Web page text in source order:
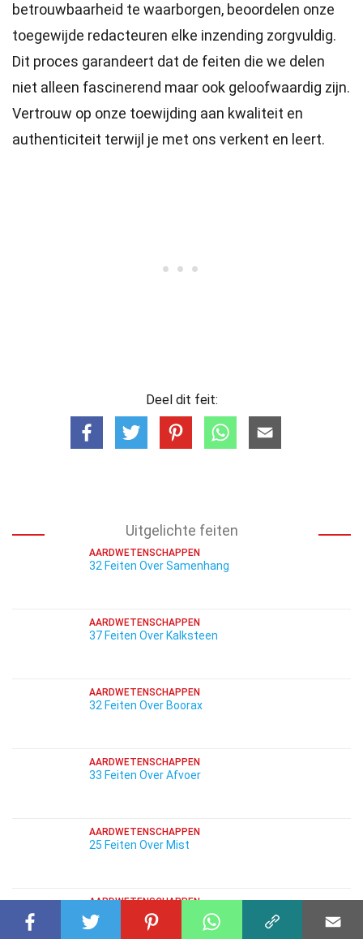
betrouwbaarheid te waarborgen, beoordelen onze
toegewijde redacteuren elke inzending zorgvuldig.
Dit proces garandeert dat de feiten die we delen
niet alleen fascinerend maar ook geloofwaardig zijn.
Vertrouw op onze toewijding aan kwaliteit en
authenticiteit terwijl je met ons verkent en leert.
Deel dit feit:
Uitgelichte feiten
AARDWETENSCHAPPEN
32 Feiten Over Samenhang
AARDWETENSCHAPPEN
37 Feiten Over Kalksteen
AARDWETENSCHAPPEN
32 Feiten Over Boorax
AARDWETENSCHAPPEN
33 Feiten Over Afvoer
AARDWETENSCHAPPEN
25 Feiten Over Mist
AARDWETENSCHAPPEN
27 Feiten Over Geode